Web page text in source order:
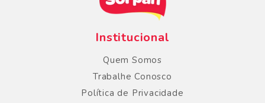
Institucional
Quem Somos
Trabalhe Conosco
Política de Privacidade